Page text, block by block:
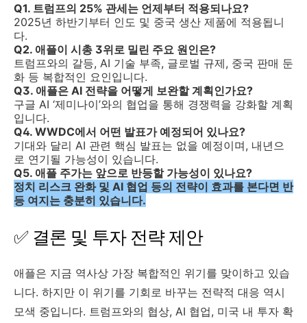
Q1. 트럼프의 25% 관세는 언제부터 적용되나요?
2025년 하반기부터 인도 및 중국 생산 제품에 적용됩니
다.
Q2. 애플이 시총 3위로 밀린 주요 원인은?
트럼프와의 갈등, AI 기술 부족, 글로벌 규제, 중국 판매 둔
화 등 복합적인 요인입니다.
Q3. 애플은 AI 전략을 어떻게 보완할 계획인가요?
구글 AI ‘제미나이’와의 협업을 통해 경쟁력을 강화할 계획
입니다.
Q4. WWDC에서 어떤 발표가 예정되어 있나요?
기대와 달리 AI 관련 핵심 발표는 없을 예정이며, 내년으
로 연기될 가능성이 있습니다.
Q5. 애플 주가는 앞으로 반등할 가능성이 있나요?
정치 리스크 완화 및 AI 협업 등의 전략이 효과를 본다면 반
등 여지는 충분히 있습니다.
✅ 결론 및 투자 전략 제안
애플은 지금 역사상 가장 복합적인 위기를 맞이하고 있습
니다. 하지만 이 위기를 기회로 바꾸는 전략적 대응 역시
모색 중입니다. 트럼프와의 협상, AI 협업, 미국 내 투자 확